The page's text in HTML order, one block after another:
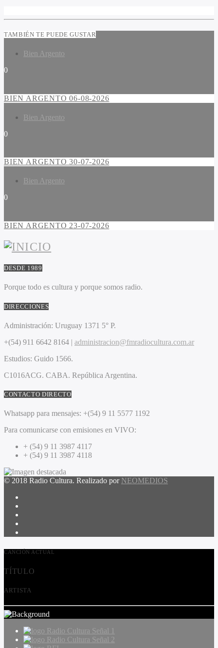
TAMBIÉN TE PUEDE GUSTAR
Bien Argento
0
BIEN ARGENTO 06-08-2026
Bien Argento
0
BIEN ARGENTO 30-07-2026
Bien Argento
0
BIEN ARGENTO 23-07-2026
DESDE 1989
Porque todo es cultura y porque somos radio.
DIRECCIONES
Administración: Uruguay 1371 5° P.
+(54) 911 6642 8164 | administracion@fmradiocultura.com.ar
Estudios: Guido 1566.
C1016ACG. CABA. República Argentina.
CONTACTO DIRECTO
Whatsapp para mensajes: +(54) 9 11 5577 1192
Para comunicarse con emisiones en VIVO:
+ (54) 9 11 3987 4117
+ (54) 9 11 3987 4118
© 2018 Radio Cultura. Realizado por NEOMEDIOS
CANCIÓN ACTUAL
TÍTULO
ARTISTA
Radio Cultura Señal 1
Radio Cultura Señal 2